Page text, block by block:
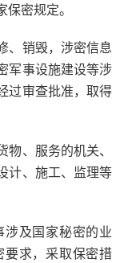
密规定。
销毁，涉密信息
军事设施建设等涉
过审查批准，取得
、服务的机关、
计、施工、监理等
及国家秘密的业
要求，采取保密措